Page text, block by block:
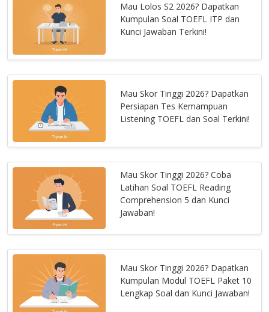
Mau Lolos S2 2026? Dapatkan
Kumpulan Soal TOEFL ITP dan
Kunci Jawaban Terkini!
Mau Skor Tinggi 2026? Dapatkan
Persiapan Tes Kemampuan
Listening TOEFL dan Soal Terkini!
Mau Skor Tinggi 2026? Coba
Latihan Soal TOEFL Reading
Comprehension 5 dan Kunci
Jawaban!
Mau Skor Tinggi 2026? Dapatkan
Kumpulan Modul TOEFL Paket 10
Lengkap Soal dan Kunci Jawaban!